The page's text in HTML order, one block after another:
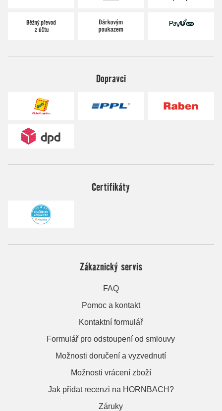
Dopravci
Certifikáty
Zákaznický servis
FAQ
Pomoc a kontakt
Kontaktní formulář
Formulář pro odstoupení od smlouvy
Možnosti doručení a vyzvednutí
Možnosti vrácení zboží
Jak přidat recenzi na HORNBACH?
Záruky